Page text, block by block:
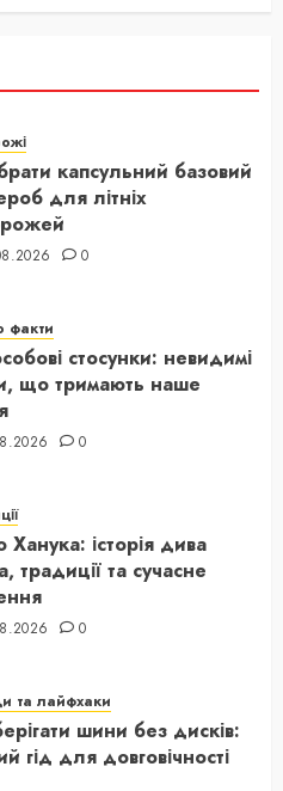
капсульний базовий
для літніх
0
факти
стосунки: невидимі
що тримають наше
0
Ханука: історія дива
традиції та сучасне
0
та лайфхаки
шини без дисків:
гід для довговічності